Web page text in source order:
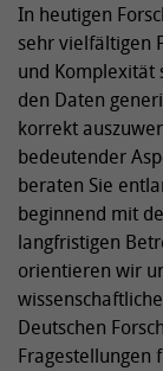
In heutigen
sehr vielfältigen
und Komplexität
den Daten
korrekt
bedeutender
beraten Sie
beginnend mit
langfristigen
orientieren wir
Deutschen
Fragestellungen